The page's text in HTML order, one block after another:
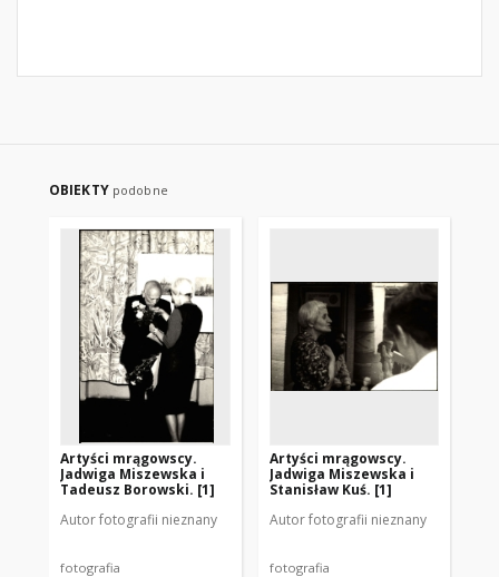
OBIEKTY podobne
Artyści mrągowscy.
Jadwiga Miszewska i
Tadeusz Borowski. [1]
Autor fotografii nieznany
fotografia
Artyści mrągowscy.
Jadwiga Miszewska i
Stanisław Kuś. [1]
Autor fotografii nieznany
fotografia